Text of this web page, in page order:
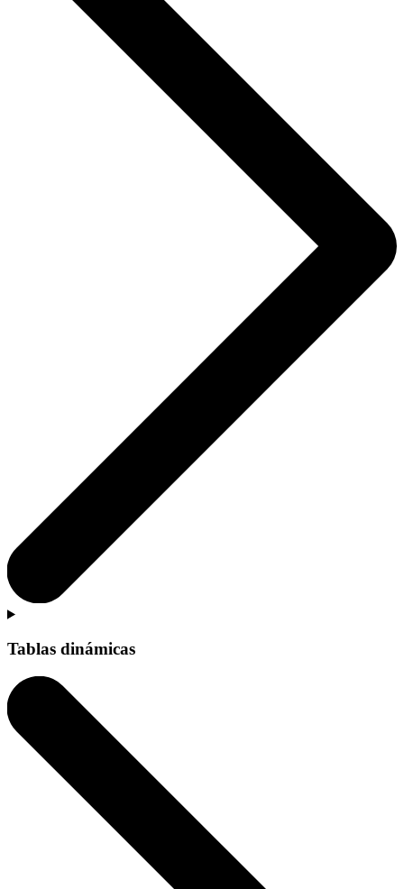
Tablas dinámicas